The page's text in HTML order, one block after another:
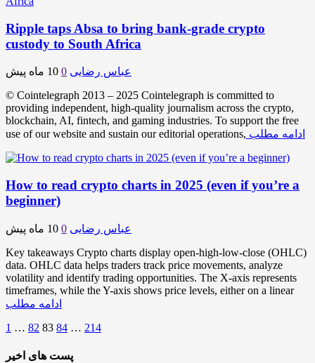
Ripple taps Absa to bring bank-grade crypto
custody to South Africa
عباس رضایی 0 10 ماه پیش
© Cointelegraph 2013 – 2025 Cointelegraph is committed to
providing independent, high-quality journalism across the crypto,
blockchain, AI, fintech, and gaming industries. To support the free
use of our website and sustain our editorial operations, ادامه مطلب
How to read crypto charts in 2025 (even if you’re a
beginner)
عباس رضایی 0 10 ماه پیش
Key takeaways Crypto charts display open-high-low-close (OHLC)
data. OHLC data helps traders track price movements, analyze
volatility and identify trading opportunities. The X-axis represents
timeframes, while the Y-axis shows price levels, either on a linear
ادامه مطلب
1 … 82 83 84 … 214
پست های اخیر